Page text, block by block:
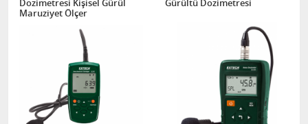
Dozimetresi Kişisel Gürül
Maruziyet Ölçer
Gürültü Dozimetresi